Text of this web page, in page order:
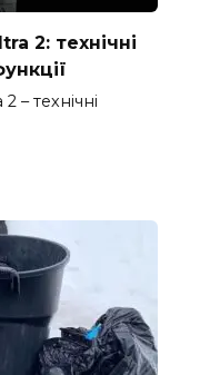
2: технічні
– технічні